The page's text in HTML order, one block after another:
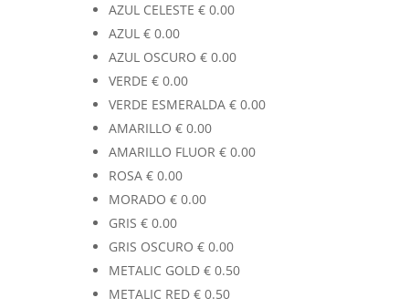
AZUL CELESTE €0.00
AZUL €0.00
AZUL OSCURO €0.00
VERDE €0.00
VERDE ESMERALDA €0.00
AMARILLO €0.00
AMARILLO FLUOR €0.00
ROSA €0.00
MORADO €0.00
GRIS €0.00
GRIS OSCURO €0.00
METALIC GOLD €0.50
METALIC RED €0.50